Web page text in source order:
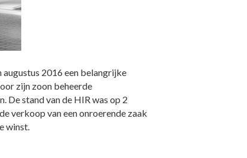
2016 een belangrijke
zijn zoon beheerde
De stand van de HIR was op 2
verkoop van een onroerende zaak
winst.